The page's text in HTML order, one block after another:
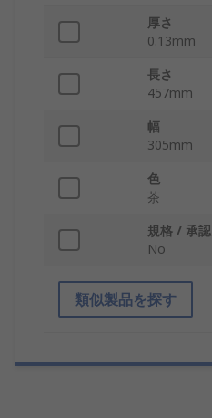
厚さ
0.13mm
長さ
457mm
幅
305mm
色
茶
規格 / 承認
No
類似製品を探す